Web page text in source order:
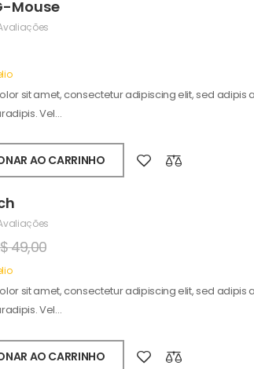
Mouse
sit amet, consectetur adipiscing elit, sed adipis
Vel…
AO CARRINHO
49,00
sit amet, consectetur adipiscing elit, sed adipis
Vel…
AO CARRINHO